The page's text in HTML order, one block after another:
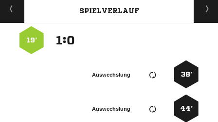
SPIELVERLAUF
:
19’
38’
Auswechslung
44’
Auswechslung